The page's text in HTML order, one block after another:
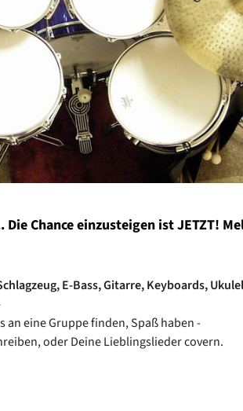
Chance einzusteigen ist JETZT!
E-Bass, Gitarre, Keyboards,
an eine Gruppe finden, Spaß haben -
oder Deine Lieblingslieder covern.